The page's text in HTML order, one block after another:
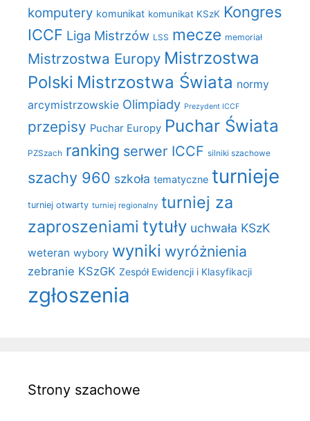
komputery komunikat komunikat KSzK Kongres
ICCF Liga Mistrzów LSS mecze memoriał
Mistrzostwa Europy Mistrzostwa
Polski Mistrzostwa Świata normy
arcymistrzowskie Olimpiady Prezydent ICCF
przepisy Puchar Europy Puchar Świata
PZSzach ranking serwer ICCF silniki szachowe
szachy 960 szkoła tematyczne turnieje
turniej otwarty turniej regionalny turniej za
zaproszeniami tytuły uchwała KSzK
weteran wybory wyniki wyróżnienia
zebranie KSzGK Zespół Ewidencji i Klasyfikacji
zgłoszenia
Strony szachowe